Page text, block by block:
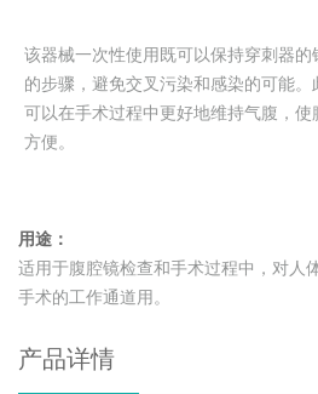
该器械一次性使用既可以保持穿刺器
的步骤，避免交叉污染和感染的可能
可以在手术过程中更好地维持气腹，
方便。
用途：
适用于腹腔镜检查和手术过程中，对人
手术的工作通道用。
产品详情